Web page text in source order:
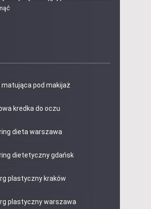
matująca pod makijaż
kredka do oczu
dieta warszawa
dietetyczny gdańsk
plastyczny kraków
plastyczny warszawa